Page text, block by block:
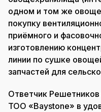
одном и том же
покупку
приёмного и
изготовлению
линии по сушке
запчастей для
Ответчик
ТОО «Baystone» в